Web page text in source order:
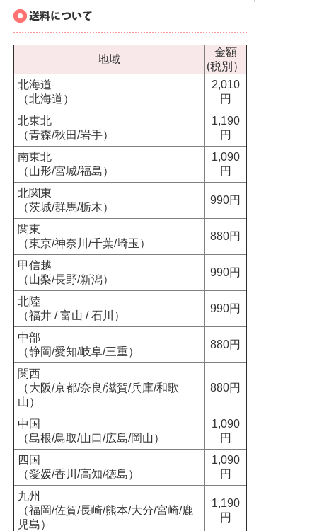
地域
金額
(税別）
北海道
（北海道）
2,010
円
北東北
（青森/秋田/岩手）
1,190
円
南東北
（山形/宮城/福島）
1,090
円
北関東
（茨城/群馬/栃木）
990円
関東
（東京/神奈川/千葉/埼玉）
880円
甲信越
（山梨/長野/新潟）
990円
北陸
（福井 / 富山 / 石川）
990円
中部
（静岡/愛知/岐阜/三重）
880円
関西
（大阪/京都/奈良/滋賀/兵庫/和歌
山）
880円
中国
（島根/鳥取/山口/広島/岡山）
1,090
円
四国
（愛媛/香川/高知/徳島）
1,090
円
九州
（福岡/佐賀/長崎/熊本/大分/宮崎/鹿
児島）
1,190
円